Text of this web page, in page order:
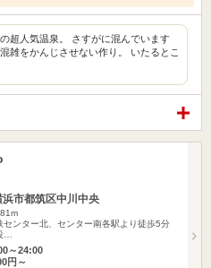
超人気温泉。 さすがに混んでいます
雑をかんじさせない作り。 いたるとこ
浜市都筑区中川中央
センター北、センター南各駅より徒歩5分
…
～24:00
円～